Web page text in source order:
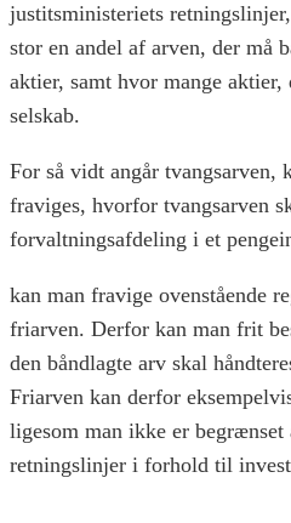
justitsministeriets
stor en andel af arven, der må
aktier, samt hvor mange aktier,
selskab.
For så vidt angår tvangsarven,
fraviges, hvorfor tvangsarven
forvaltningsafdeling i et
kan man fravige ovenstående
friarven. Derfor kan man frit
den båndlagte arv skal
Friarven kan derfor
ligesom man ikke er
retningslinjer i forhold til